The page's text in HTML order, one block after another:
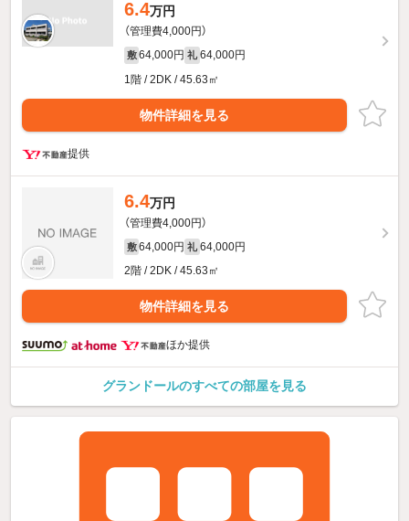
6.4万円
（管理費4,000円）
敷 64,000円 礼 64,000円
1階 / 2DK / 45.63㎡
物件詳細を見る
提供
6.4万円
（管理費4,000円）
敷 64,000円 礼 64,000円
2階 / 2DK / 45.63㎡
物件詳細を見る
ほか提供
グランドールのすべての部屋を見る